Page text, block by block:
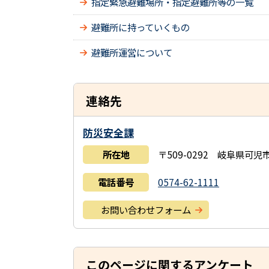
避難所に持っていくもの
避難所運営について
連絡先
防災安全課
所在地 〒509-0292 岐阜県可児
電話番号 0574-62-1111
お問い合わせフォーム
このページに関するアンケート